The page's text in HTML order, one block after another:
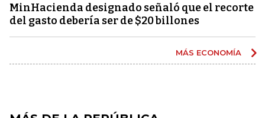
MinHacienda designado señaló que el recorte
del gasto debería ser de $20 billones
MÁS ECONOMÍA